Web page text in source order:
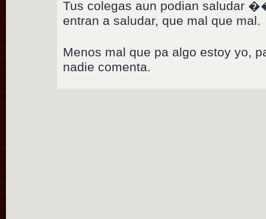
Tus colegas aun podian saludar
entran a saludar, que mal que mal.
Menos mal que pa algo estoy yo,
nadie comenta.